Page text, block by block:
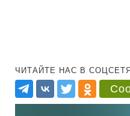
ЧИТАЙТЕ НАС В